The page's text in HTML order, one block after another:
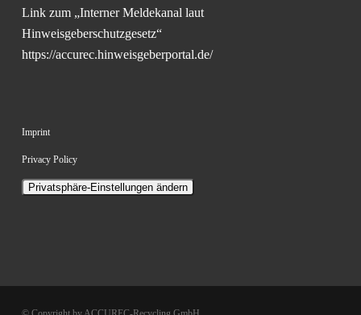
Link zum „Interner Meldekanal laut
Hinweisgeberschutzgesetz“
https://accurec.hinweisgeberportal.de/
Imprint
Privacy Policy
Privatsphäre-Einstellungen ändern